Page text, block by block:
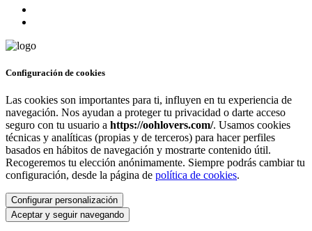
Configuración de cookies
Las cookies son importantes para ti, influyen en tu experiencia de
navegación. Nos ayudan a proteger tu privacidad o darte acceso
seguro con tu usuario a https://oohlovers.com/. Usamos cookies
técnicas y analíticas (propias y de terceros) para hacer perfiles
basados en hábitos de navegación y mostrarte contenido útil.
Recogeremos tu elección anónimamente. Siempre podrás cambiar tu
configuración, desde la página de política de cookies.
Configurar personalización
Aceptar y seguir navegando